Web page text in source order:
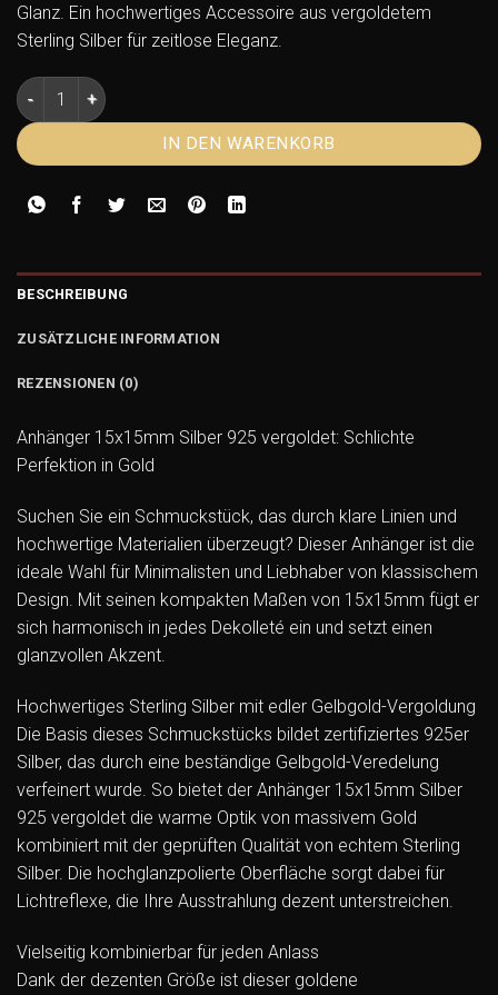
Glanz. Ein hochwertiges Accessoire aus vergoldetem
Sterling Silber für zeitlose Eleganz.
Anhänger 15x15mm Silber 925 vergoldet – Edles Quadrat im
IN DEN WARENKORB
BESCHREIBUNG
ZUSÄTZLICHE INFORMATION
REZENSIONEN (0)
Anhänger 15x15mm Silber 925 vergoldet: Schlichte
Perfektion in Gold
Suchen Sie ein Schmuckstück, das durch klare Linien und
hochwertige Materialien überzeugt? Dieser Anhänger ist die
ideale Wahl für Minimalisten und Liebhaber von klassischem
Design. Mit seinen kompakten Maßen von 15x15mm fügt er
sich harmonisch in jedes Dekolleté ein und setzt einen
glanzvollen Akzent.
Hochwertiges Sterling Silber mit edler Gelbgold-Vergoldung
Die Basis dieses Schmuckstücks bildet zertifiziertes 925er
Silber, das durch eine beständige Gelbgold-Veredelung
verfeinert wurde. So bietet der Anhänger 15x15mm Silber
925 vergoldet die warme Optik von massivem Gold
kombiniert mit der geprüften Qualität von echtem Sterling
Silber. Die hochglanzpolierte Oberfläche sorgt dabei für
Lichtreflexe, die Ihre Ausstrahlung dezent unterstreichen.
Vielseitig kombinierbar für jeden Anlass
Dank der dezenten Größe ist dieser goldene